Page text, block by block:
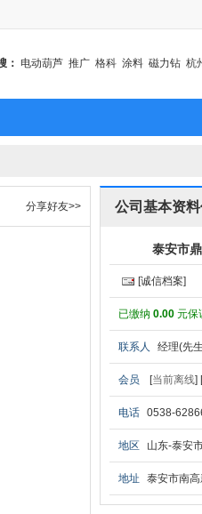
： 电动葫芦 推广 格科 涂料 磁力钻 杭
分享好友>> 公司基本资
泰安市
[诚信档案]
已缴纳 0.00 元保
联系人 经理(先
会员 [当前离线]
电话 0538-
地区 山东-泰安
地址 泰安市南